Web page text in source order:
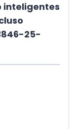
inteligentes
25-